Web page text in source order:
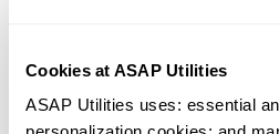
Cookies at ASAP Utilities
ASAP Utilities uses: essential